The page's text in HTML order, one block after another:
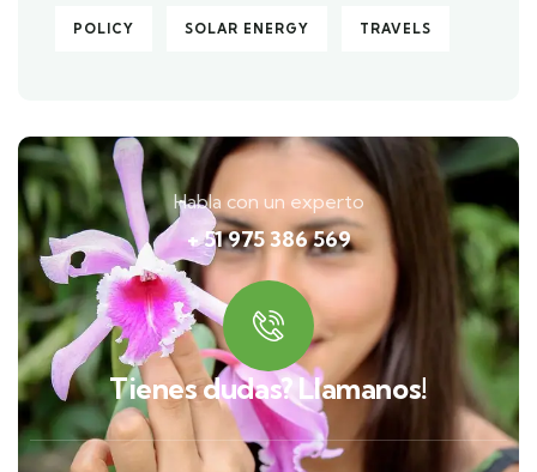
POLICY SOLAR ENERGY TRAVELS
Habla con un experto
+ 51 975 386 569
Tienes dudas? Llamanos!